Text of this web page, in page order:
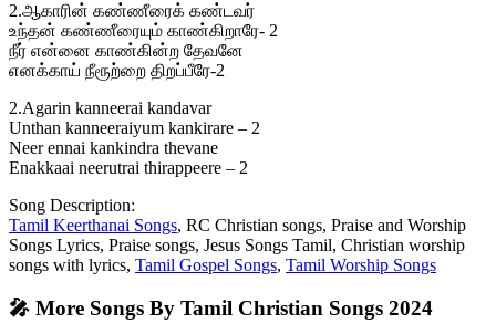
2.ஆகாரின் கண்ணீரைக் கண்டவர்
உந்தன் கண்ணீரையும் காண்கிறாரே- 2
நீர் என்னை காண்கின்ற தேவனே
எனக்காய் நீரூற்றை திறப்பீரே-2
2.Agarin kanneerai kandavar
Unthan kanneeraiyum kankirare – 2
Neer ennai kankindra thevane
Enakkaai neerutrai thirappeere – 2
Song Description:
Tamil Keerthanai Songs, RC Christian songs, Praise and Worship
Songs Lyrics, Praise songs, Jesus Songs Tamil, Christian worship
songs with lyrics, Tamil Gospel Songs, Tamil Worship Songs
🎤 More Songs By Tamil Christian Songs 2024